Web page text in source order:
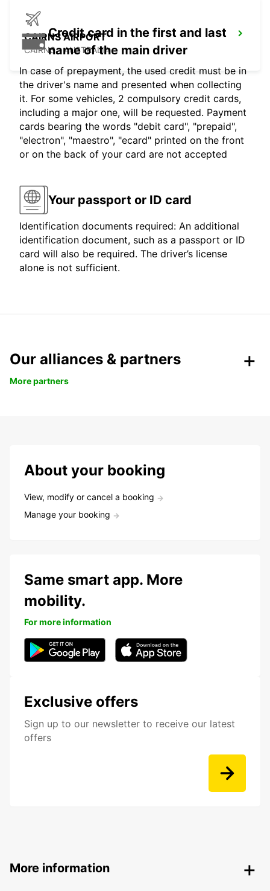
CAIRNS AIRPORT
CAIRNS - AUSTRALIA
Credit card in the first and last
name of the main driver
In case of prepayment, the used credit must be in
the driver's name and presented when collecting
it. For some vehicles, 2 compulsory credit cards,
including a major one, will be requested. Payment
cards bearing the words "debit card", "prepaid",
"electron", "maestro", "ecard" printed on the front
or on the back of your card are not accepted
Your passport or ID card
Identification documents required: An additional
identification document, such as a passport or ID
card will also be required. The driver’s license
alone is not sufficient.
Our alliances & partners
More partners
About your booking
View, modify or cancel a booking
Manage your booking
Exclusive offers
Sign up to our newsletter to receive our latest
offers
Same smart app. More
mobility.
For more information
More information